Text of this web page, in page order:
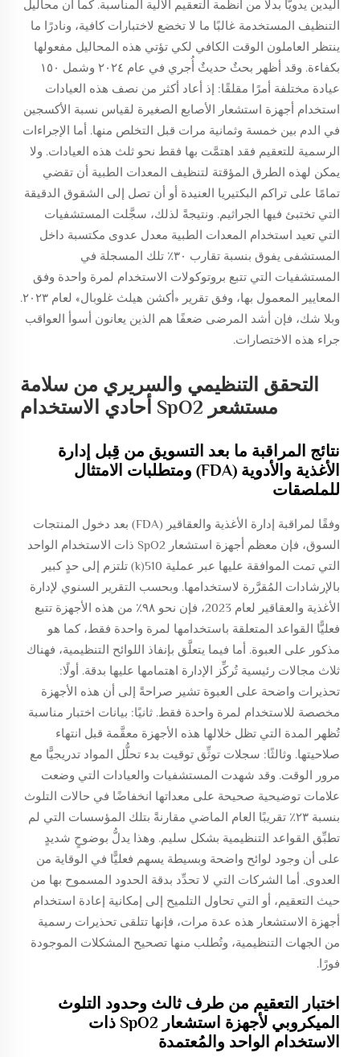
اليدين يدويًّا بدلًا من أنظمة التعقيم الآلية المناسبة. كما أن محاليل
التنظيف المستخدمة غالبًا ما لا تخضع لاختبارات كافية، ونادرًا ما
ينتظر العاملون الوقت الكافي لكي تؤتي هذه المحاليل مفعولها
بكفاءة. وقد أظهر بحثٌ حديثٌ أُجري في عام ٢٠٢٤ وشمل ١٥٠
عيادة مختلفة أمرًا مقلقًا: إذ أعاد أكثر من نصف هذه العيادات
استخدام أجهزة استشعار الأصابع الصغيرة لقياس نسبة الأكسجين
في الدم بين خمسة وثمانية مرات قبل التخلص منها. أما الإجراءات
الرسمية للتعقيم فقد اهتمَّت بها فقط نحو ثلث هذه العيادات. ولا
يمكن لهذه الطرق المؤقتة لتنظيف المعدات الطبية أن تقضي
تمامًا على تراكم البكتيريا العنيدة أو أن تصل إلى الشقوق الدقيقة
التي تختبئ فيها الجراثيم. ونتيجةً لذلك، سجَّلت المستشفيات
التي تعيد استخدام المعدات الطبية معدل عدوى مكتسبة داخل
المستشفى يفوق بنسبة تقارب ٣٠٪ تلك المسجلة في
المستشفيات التي تتبع بروتوكولات الاستخدام لمرة واحدة وفق
المعايير المعمول بها، وفق تقرير «أكشن هيلث غلوبال» لعام ٢٠٢٣.
وبلا شك، فإن أشد المرضى ضعفًا هم الذين يعانون أسوأ العواقب
جراء هذه الاختصارات.
التحقق التنظيمي والسريري من سلامة
مستشعر SpO2 أحادي الاستخدام
نتائج المراقبة ما بعد التسويق من قِبل إدارة
الأغذية والأدوية (FDA) ومتطلبات الامتثال
للملصقات
وفقًا لمراقبة إدارة الأغذية والعقاقير (FDA) بعد دخول المنتجات
السوق، فإن معظم أجهزة استشعار SpO2 ذات الاستخدام الواحد
التي تمت الموافقة عليها عبر عملية 510(k) تلتزم إلى حدٍ كبير
بالإرشادات المُقرَّرة لاستخدامها. وبحسب التقرير السنوي لإدارة
الأغذية والعقاقير لعام 2023، فإن نحو ٩٨٪ من هذه الأجهزة تتبع
فعليًّا القواعد المتعلقة باستخدامها لمرة واحدة فقط، كما هو
مذكور على العبوة. أما فيما يتعلَّق بإنفاذ اللوائح التنظيمية، فهناك
ثلاث مجالات رئيسية تُركِّز الإدارة اهتمامها عليها بدقة. أولًا:
تحذيرات واضحة على العبوة تشير صراحةً إلى أن هذه الأجهزة
مخصصة للاستخدام لمرة واحدة فقط. ثانيًا: بيانات اختبار مناسبة
تُظهر المدة التي تظل خلالها هذه الأجهزة معقَّمة قبل انتهاء
صلاحيتها. وثالثًا: سجلات توثِّق توقيت بدء تحلُّل المواد تدريجيًّا مع
مرور الوقت. وقد شهدت المستشفيات والعيادات التي وضعت
علامات توضيحية صحيحة على معداتها انخفاضًا في حالات التلوث
بنسبة ٢٣٪ تقريبًا العام الماضي مقارنةً بتلك المؤسسات التي لم
تطبِّق القواعد التنظيمية بشكل سليم. وهذا يدلُّ بوضوحٍ شديدٍ
على أن وجود لوائح واضحة وبسيطة يسهم فعليًّا في الوقاية من
العدوى. أما الشركات التي لا تحدِّد بدقة الحدود المسموح بها من
حيث التعقيم، أو التي تحاول التلميح إلى إمكانية إعادة استخدام
أجهزة الاستشعار هذه عدة مرات، فإنها تتلقى تحذيرات رسمية
من الجهات التنظيمية، وتُطلب منها تصحيح المشكلات الموجودة
فورًا.
اختبار التعقيم من طرف ثالث وحدود التلوث
الميكروبي لأجهزة استشعار SpO2 ذات
الاستخدام الواحد والمُعتمدة